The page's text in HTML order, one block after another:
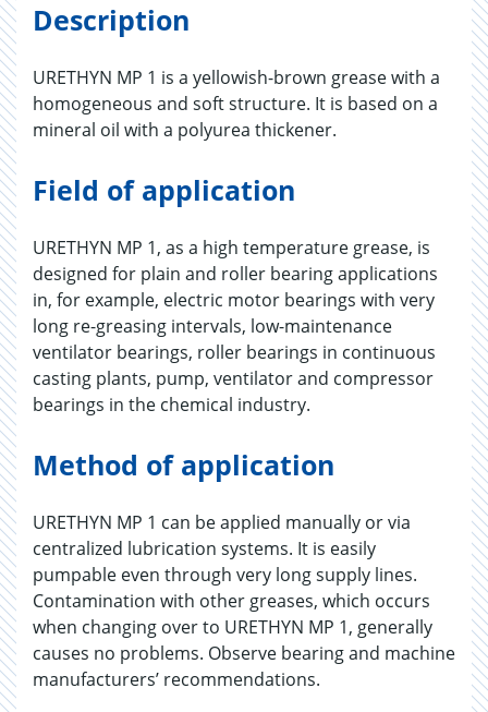
Description
URETHYN MP 1 is a yellowish-brown grease with a
homogeneous and soft structure. It is based on a
mineral oil with a polyurea thickener.
Field of application
URETHYN MP 1, as a high temperature grease, is
designed for plain and roller bearing applications
in, for example, electric motor bearings with very
long re-greasing intervals, low-maintenance
ventilator bearings, roller bearings in continuous
casting plants, pump, ventilator and compressor
bearings in the chemical industry.
Method of application
URETHYN MP 1 can be applied manually or via
centralized lubrication systems. It is easily
pumpable even through very long supply lines.
Contamination with other greases, which occurs
when changing over to URETHYN MP 1, generally
causes no problems. Observe bearing and machine
manufacturers’ recommendations.